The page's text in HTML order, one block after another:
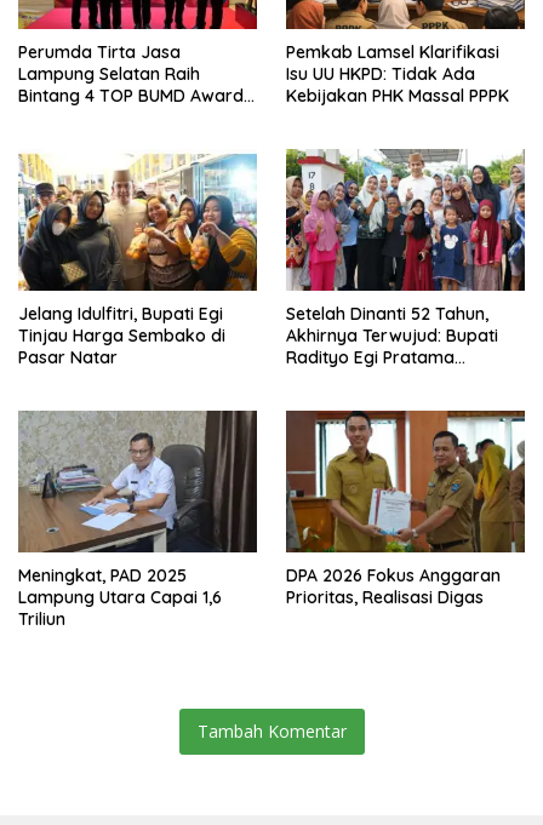
Perumda Tirta Jasa
Lampung Selatan Raih
Bintang 4 TOP BUMD Awards
Pemkab Lamsel Klarifikasi
Isu UU HKPD: Tidak Ada
Kebijakan PHK Massal PPPK
Jelang Idulfitri, Bupati Egi
Tinjau Harga Sembako di
Pasar Natar
Setelah Dinanti 52 Tahun,
Akhirnya Terwujud: Bupati
Radityo Egi Pratama
Meningkat, PAD 2025
Lampung Utara Capai 1,6
Triliun
DPA 2026 Fokus Anggaran
Prioritas, Realisasi Digas
Tambah Komentar